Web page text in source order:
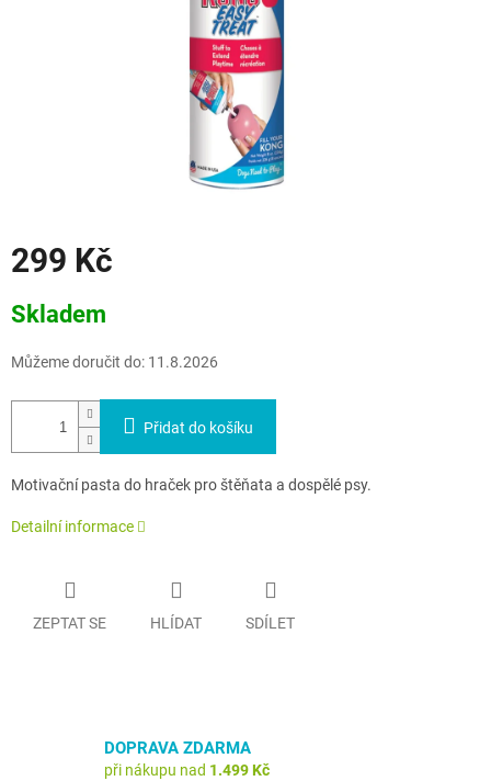
299 Kč
cena:
Skladem
Můžeme doručit do: 11.8.2026
Přidat do košíku
Motivační pasta do hraček pro štěňata a dospělé psy.
Detailní informace
ZEPTAT SE HLÍDAT SDÍLET
DOPRAVA ZDARMA
při nákupu nad 1.499 Kč